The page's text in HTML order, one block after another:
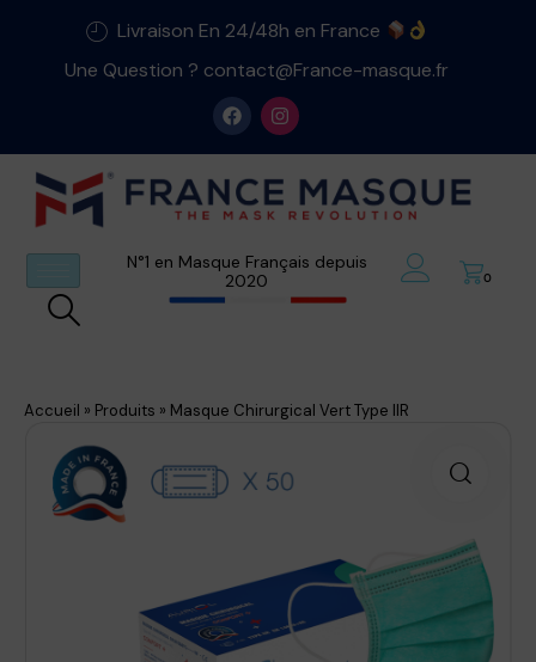
Livraison En 24/48h en France
Une Question ? contact@France-masque.fr
N°1 en Masque Français depuis
2020
0
Accueil » Produits » Masque Chirurgical Vert Type IIR